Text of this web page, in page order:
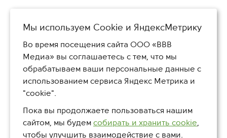
Мы используем Сookie и ЯндексМетрику
Во время посещения сайта ООО «ВВВ
Медиа» вы соглашаетесь с тем, что мы
обрабатываем ваши персональные данные с
использованием сервиса Яндекс Метрика и
"cookie".
Пока вы продолжаете пользоваться нашим
сайтом, мы будем собирать и хранить cookie,
чтобы улучшить взаимодействие с вами.